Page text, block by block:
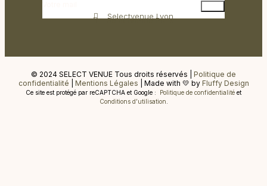
Selectvenue Lyon
Selectvenue Paris
© 2024 SELECT VENUE Tous droits réservés | Politique de
confidentialité
Mentions Légales | Made with 💛 by Fluffy Design
Ce site est protégé par reCAPTCHA et Google : Politique de confidentialité et
Conditions d’utilisation